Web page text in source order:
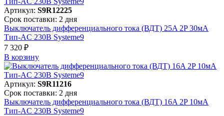
Артикул: S9R12225
Срок поставки: 2 дня
Выключатель дифференциального тока (ВДТ) 25A 2P 30мА
Тип-AC 230В Systeme9
7 320 ₽
В корзинy
Артикул: S9R11216
Срок поставки: 2 дня
Выключатель дифференциального тока (ВДТ) 16A 2P 10мА
Тип-AC 230В Systeme9